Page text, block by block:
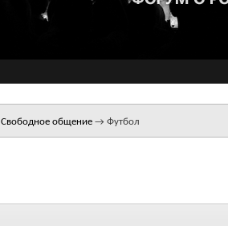
Свободное общение → Футбол